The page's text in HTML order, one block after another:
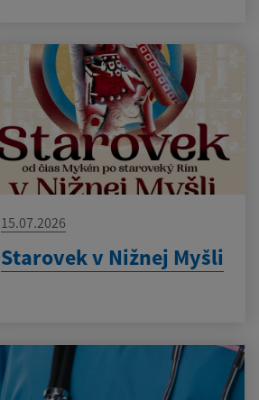
15.07.2026
Starovek v Nižnej Myšli